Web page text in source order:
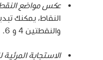
عكس مواضع
والنقطتين 4 و 6.
الاستجابة